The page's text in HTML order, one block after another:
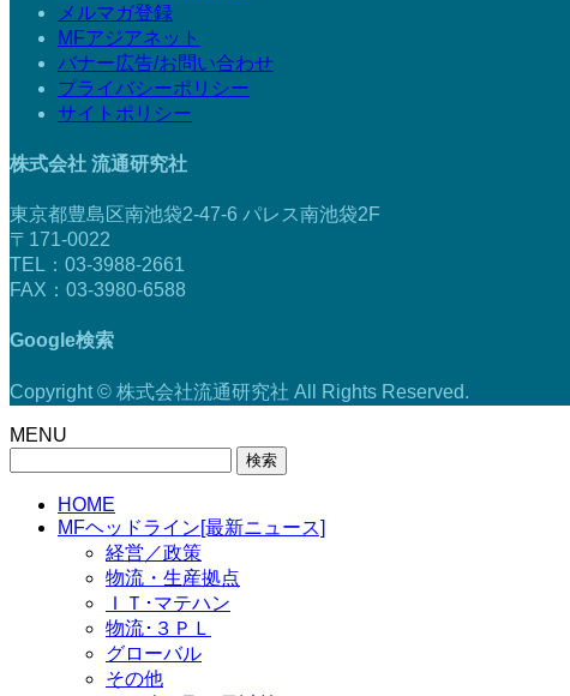
メルマガ登録
MFアジアネット
バナー広告/お問い合わせ
プライバシーポリシー
サイトポリシー
株式会社 流通研究社
東京都豊島区南池袋2-47-6 パレス南池袋2F
〒171-0022
TEL：03-3988-2661
FAX：03-3980-6588
Google検索
Copyright © 株式会社流通研究社 All Rights Reserved.
MENU
HOME
MFヘッドライン[最新ニュース]
経営／政策
物流・生産拠点
ＩＴ･マテハン
物流･３ＰＬ
グローバル
その他